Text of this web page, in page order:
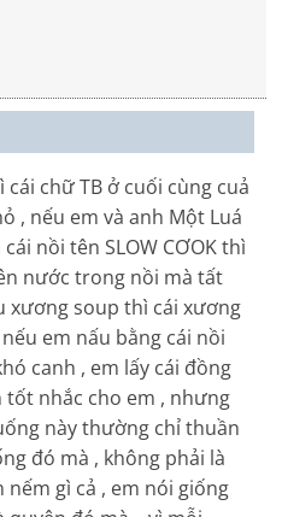
cái chữ TB ở cuối cùng cuả
, nếu em và anh Một Luá
nồi tên SLOW CƠOK thì
nước trong nồi mà tất
xương soup thì cái xương
em nấu bằng cái nồi
canh , em lấy cái đồng
nhắc cho em , nhưng
này thường chỉ thuần
đó mà , không phải là
gì cả , em nói giống